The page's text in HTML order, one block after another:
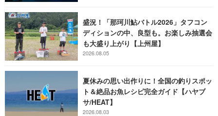
盛況！「那珂川鮎バトル2026」タフコン
ディションの中、良型も。お楽しみ抽選会
も大盛り上がり【上州屋】
2026.08.05
夏休みの思い出作りに！全国の釣りスポッ
ト＆絶品お魚レシピ完全ガイド【ハヤブ
サ/HEAT】
2026.08.03